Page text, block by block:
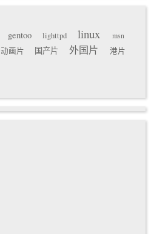
gentoo lighttpd linux
msn
动画片 国产片 外国片
港片